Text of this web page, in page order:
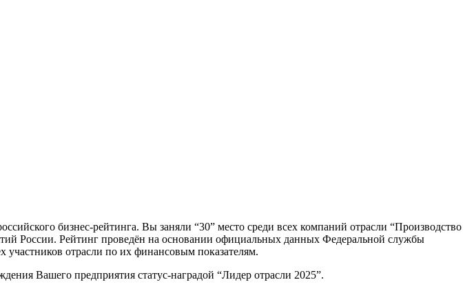
бизнес-рейтинга. Вы заняли “30” место среди всех компаний отрасли “Производство
России. Рейтинг проведён на основании официальных данных Федеральной службы
участников отрасли по их финансовым показателям.
Вашего предприятия статус-наградой “Лидер отрасли 2025”.